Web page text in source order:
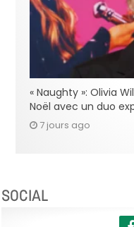
« Naughty »: Olivia
Noël avec un duo
7 jours ago
SOCIAL